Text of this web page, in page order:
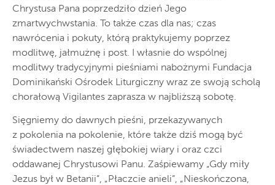
Chrystusa Pana poprzedziło dzień Jego
zmartwychwstania. To także czas dla nas; czas
nawrócenia i pokuty, którą praktykujemy poprzez
modlitwę, jałmużnę i post. I własnie do wspólnej
modlitwy tradycyjnymi pieśniami nabożnymi Fundacja
Dominikański Ośrodek Liturgiczny wraz ze swoją scholą
chorałową Vigilantes zaprasza w najbliższą sobotę.
Sięgniemy do dawnych pieśni, przekazywanych
z pokolenia na pokolenie, które także dziś mogą być
świadectwem naszej głębokiej wiary i oraz czci
oddawanej Chrystusowi Panu. Zaśpiewamy „Gdy miły
Jezus był w Betanii”, „Płaczcie anieli”, „Nieskończona,